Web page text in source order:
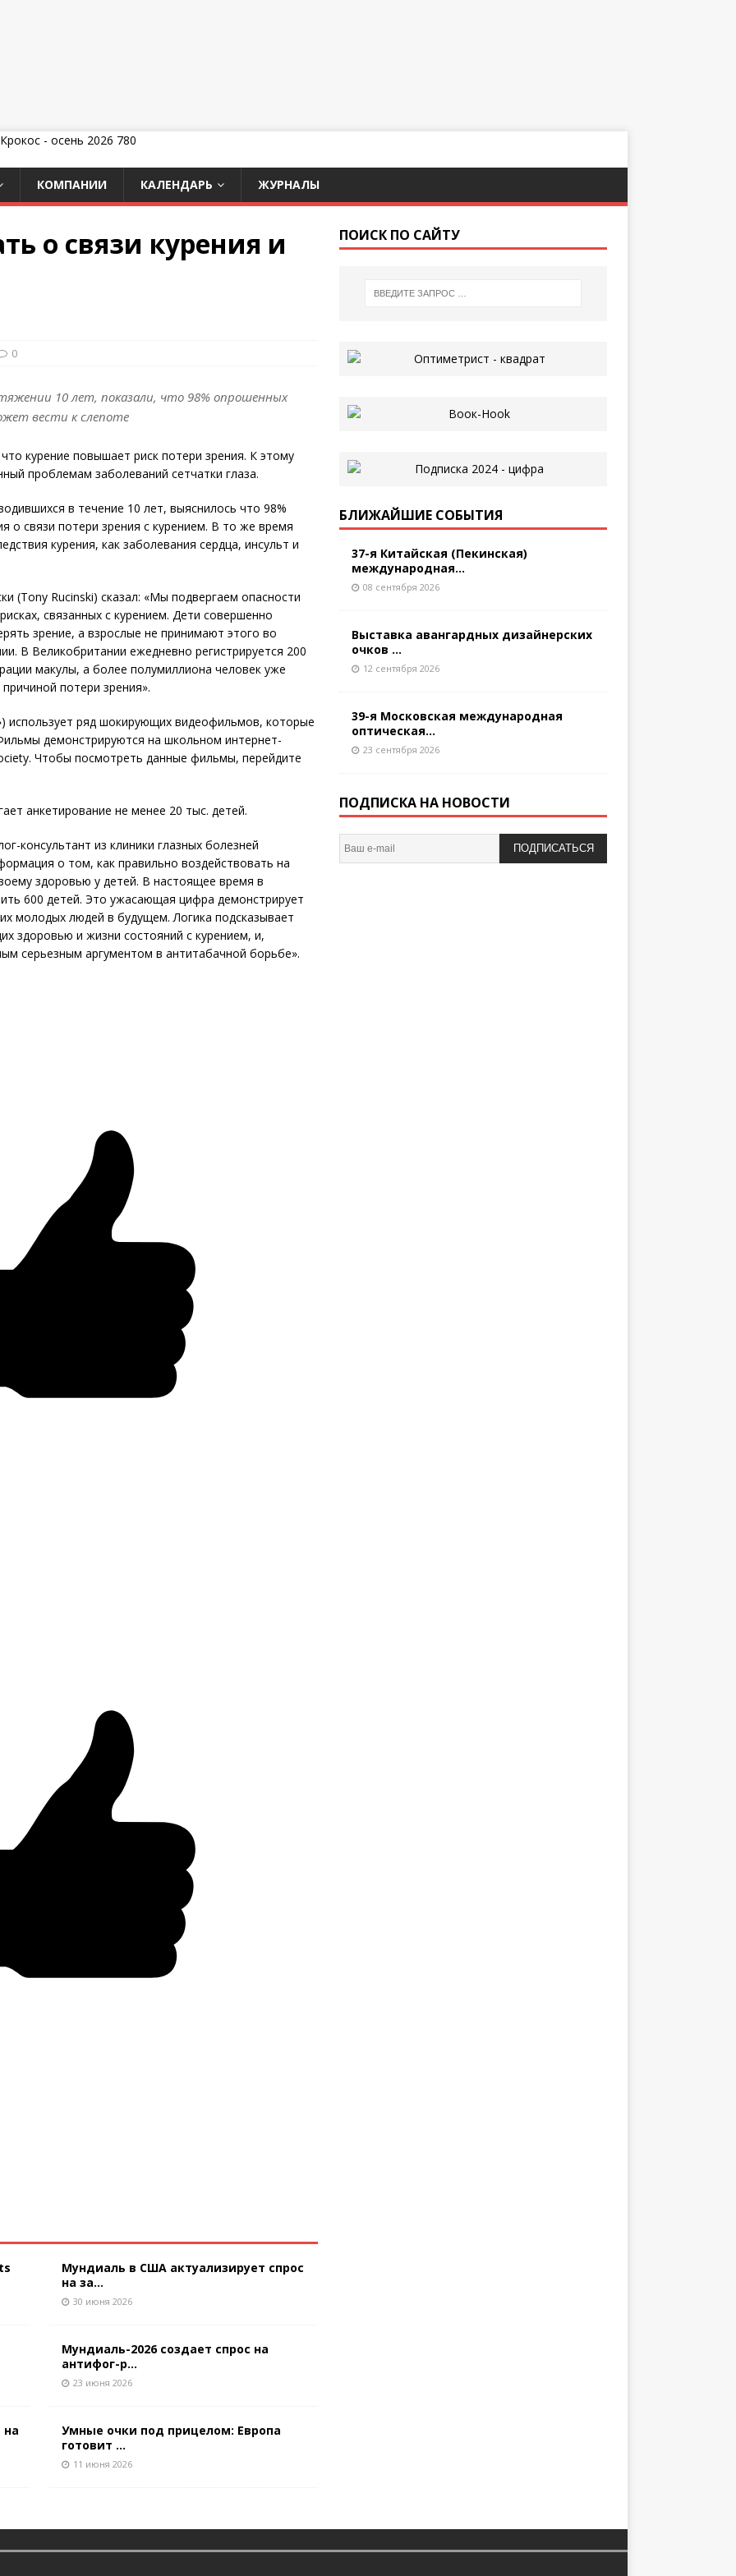
КОМПАНИИ КАЛЕНДАРЬ ЖУРНАЛЫ
о связи курения и
0
10 лет, показали, что 98% опрошенных
вести к слепоте
курение повышает риск потери зрения. К этому
проблемам заболеваний сетчатки глаза.
в течение 10 лет, выяснилось что 98%
о связи потери зрения с курением. В то же время
курения, как заболевания сердца, инсульт и
(Tony Rucinski) сказал: «Мы подвергаем опасности
связанных с курением. Дети совершенно
зрение, а взрослые не принимают этого во
В Великобритании ежедневно регистрируется 200
макулы, а более полумиллиона человек уже
потери зрения».
использует ряд шокирующих видеофильмов, которые
демонстрируются на школьном интернет-
Чтобы посмотреть данные фильмы, перейдите
анкетирование не менее 20 тыс. детей.
консультант из клиники глазных болезней
о том, как правильно воздействовать на
здоровью у детей. В настоящее время в
600 детей. Это ужасающая цифра демонстрирует
молодых людей в будущем. Логика подсказывает
здоровью и жизни состояний с курением, и,
серьезным аргументом в антитабачной борьбе».
на
Мундиаль в США актуализирует спрос
на за...
30 июня 2026
Мундиаль-2026 создает спрос на
антифог-р...
23 июня 2026
Умные очки под прицелом: Европа
готовит ...
11 июня 2026
ПОИСК ПО САЙТУ
БЛИЖАЙШИЕ СОБЫТИЯ
37-я Китайская (Пекинская)
международная...
08 сентября 2026
Выставка авангардных дизайнерских
очков ...
12 сентября 2026
39-я Московская международная
оптическая...
23 сентября 2026
ПОДПИСКА НА НОВОСТИ
ПОДПИСАТЬСЯ